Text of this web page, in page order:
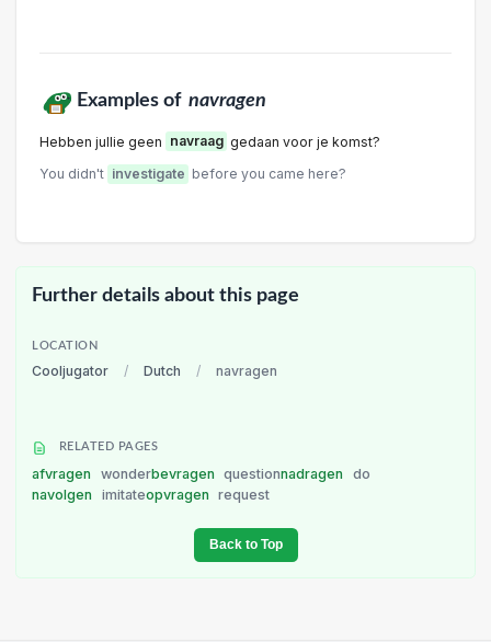
Examples of navragen
Hebben jullie geen navraag gedaan voor je komst?
You didn't investigate before you came here?
Further details about this page
LOCATION
Cooljugator / Dutch / navragen
RELATED PAGES
afvragen wonderbevragen questionnadragen
do
navolgen
imitateopvragen request
Back to Top